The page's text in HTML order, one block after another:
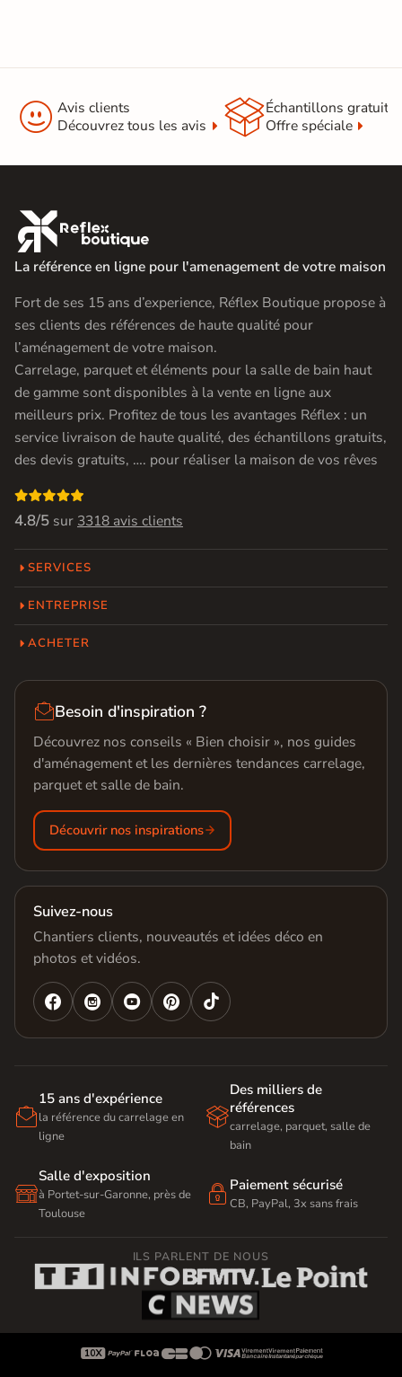
 Avis clients
Découvrez tous les avis
Échantillons gratuit
Offre spéciale

La référence en ligne pour l'amenagement de votre maison
Fort de ses 15 ans d’experience, Réflex Boutique propose à
ses clients des références de haute qualité pour
l’aménagement de votre maison.
Carrelage, parquet et éléments pour la salle de bain haut
de gamme sont disponibles à la vente en ligne aux
meilleurs prix. Profitez de tous les avantages Réflex : un
service livraison de haute qualité, des échantillons gratuits,
des devis gratuits, …. pour réaliser la maison de vos rêves

4.8/5 sur 3318 avis clients
SERVICES
ENTREPRISE
ACHETER
Besoin d'inspiration ?
Découvrez nos conseils « Bien choisir », nos guides
d'aménagement et les dernières tendances carrelage,
parquet et salle de bain.
Découvrir nos inspirations
Suivez-nous
Chantiers clients, nouveautés et idées déco en
photos et vidéos.
   

15 ans d'expérience
la référence du carrelage en
ligne

Des milliers de
références
carrelage, parquet, salle de
bain

Salle d'exposition
à Portet-sur-Garonne, près de
Toulouse
 Paiement sécurisé
CB, PayPal, 3x sans frais
ILS PARLENT DE NOUS
